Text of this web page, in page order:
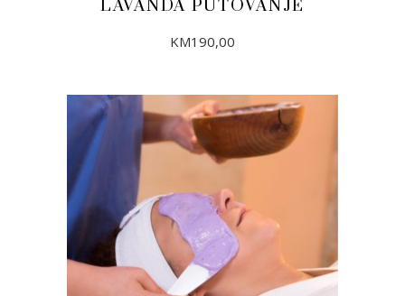
LAVANDA PUTOVANJE
KM190,00
DODAJ U KORPU